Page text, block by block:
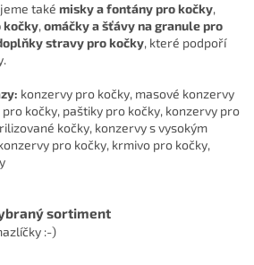
také misky a fontány pro kočky,
kočky, omáčky a šťávy na granule pro
stravy pro kočky, které podpoří
konzervy pro kočky, masové konzervy
kočky, paštiky pro kočky, konzervy pro
kočky, konzervy s vysokým
pro kočky, krmivo pro kočky,
sortiment
:-)